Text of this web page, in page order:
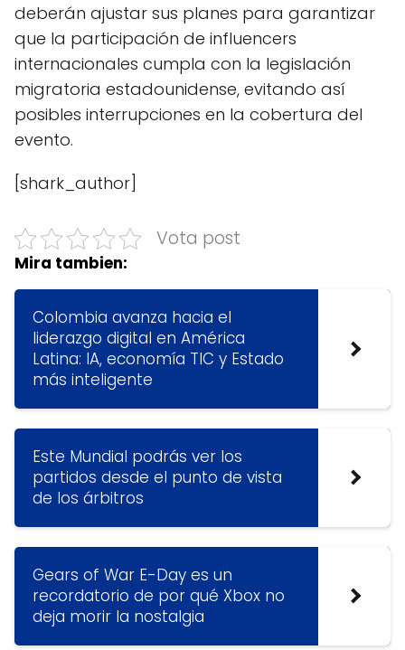
deberán ajustar sus planes para garantizar
que la participación de influencers
internacionales cumpla con la legislación
migratoria estadounidense, evitando así
posibles interrupciones en la cobertura del
evento.
[shark_author]
Vota post
Mira tambien:
Colombia avanza hacia el
liderazgo digital en América
Latina: IA, economía TIC y Estado
más inteligente
Este Mundial podrás ver los
partidos desde el punto de vista
de los árbitros
Gears of War E-Day es un
recordatorio de por qué Xbox no
deja morir la nostalgia